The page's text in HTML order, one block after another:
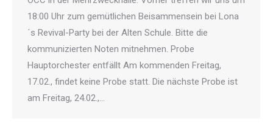
18:00 Uhr zum gemütlichen Beisammensein bei Lona
´s Revival-Party bei der Alten Schule. Bitte die
kommunizierten Noten mitnehmen. Probe
Hauptorchester entfällt Am kommenden Freitag,
17.02., findet keine Probe statt. Die nächste Probe ist
am Freitag, 24.02.,…